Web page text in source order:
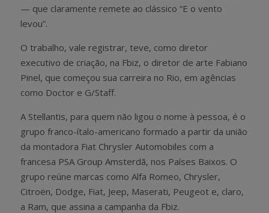
— que claramente remete ao clássico “E o vento
levou”.
O trabalho, vale registrar, teve, como diretor
executivo de criação, na Fbiz, o diretor de arte Fabiano
Pinel, que começou sua carreira no Rio, em agências
como Doctor e G/Staff.
A Stellantis, para quem não ligou o nome à pessoa, é o
grupo franco-ítalo-americano formado a partir da união
da montadora Fiat Chrysler Automobiles com a
francesa PSA Group Amsterdã, nos Países Baixos. O
grupo reúne marcas como Alfa Romeo, Chrysler,
Citroën, Dodge, Fiat, Jeep, Maserati, Peugeot e, claro,
a Ram, que assina a campanha da Fbiz.